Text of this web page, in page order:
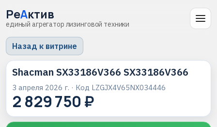
РеАктив
единый агрегатор лизинговой техники
Назад к витрине
Shacman SX33186V366 SX33186V366
3 апреля 2026 г. · Код LZGJX4V65NX034446
2 829 750 ₽